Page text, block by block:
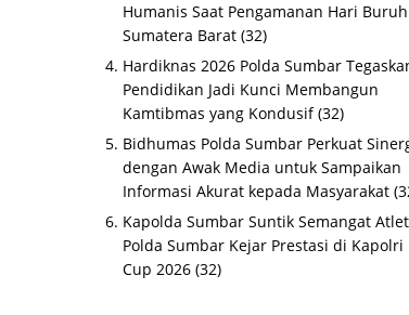
Humanis Saat Pengamanan Hari
Sumatera Barat (32)
Hardiknas 2026 Polda Sumbar
Pendidikan Jadi Kunci Membangun
Kamtibmas yang Kondusif (32)
Bidhumas Polda Sumbar Perkuat
dengan Awak Media untuk Sampaikan
Informasi Akurat kepada Masyarakat
Kapolda Sumbar Suntik Semangat Atlet
Polda Sumbar Kejar Prestasi di Kapolri
Cup 2026 (32)